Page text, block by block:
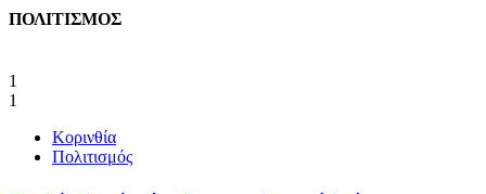
ΠΟΛΙΤΙΣΜΟΣ
1
1
Κορινθία
Πολιτισμός